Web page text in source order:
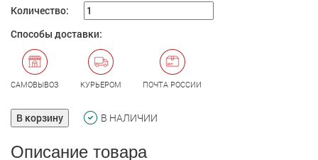
Количество:
Способы доставки:
САМОВЫВОЗ КУРЬЕРОМ ПОЧТА РОССИИ
В корзину В НАЛИЧИИ
Описание товара